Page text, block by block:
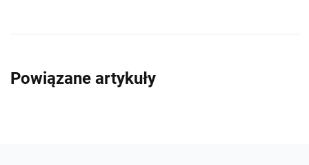
Powiązane artykuły